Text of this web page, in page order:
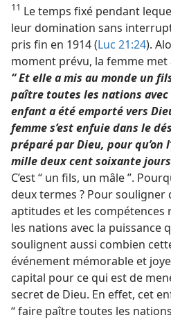
11 Le temps fixé pendant
leur domination sans
pris fin en 1914 (Luc 21:24).
moment prévu, la femme
“ Et elle a mis au monde un
paître toutes les nations avec
enfant a été emporté vers
femme s’est enfuie dans le
préparé par Dieu, pour qu’on
mille deux cent soixante
C’est “ un fils, un mâle ”.
deux termes ? Pour souligner
aptitudes et les
les nations avec la puissance
soulignent aussi combien
événement mémorable et
capital pour ce qui est de
secret de Dieu. En effet, cet
“ faire paître toutes les